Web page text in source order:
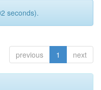
seconds).
previous 1 next